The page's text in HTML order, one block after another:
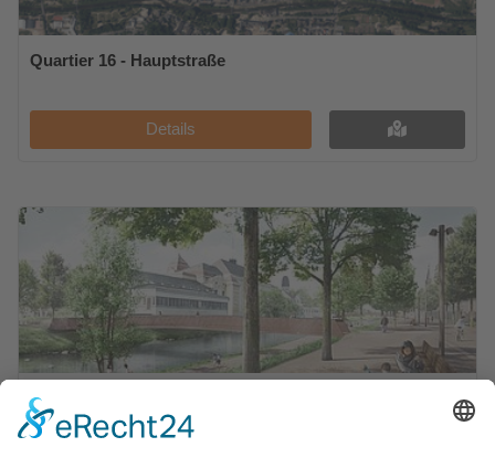
Quartier 16 - Hauptstraße
Details
Quartier 17 - Promenade Bad Neuenahr &
Kurgartenbrücke